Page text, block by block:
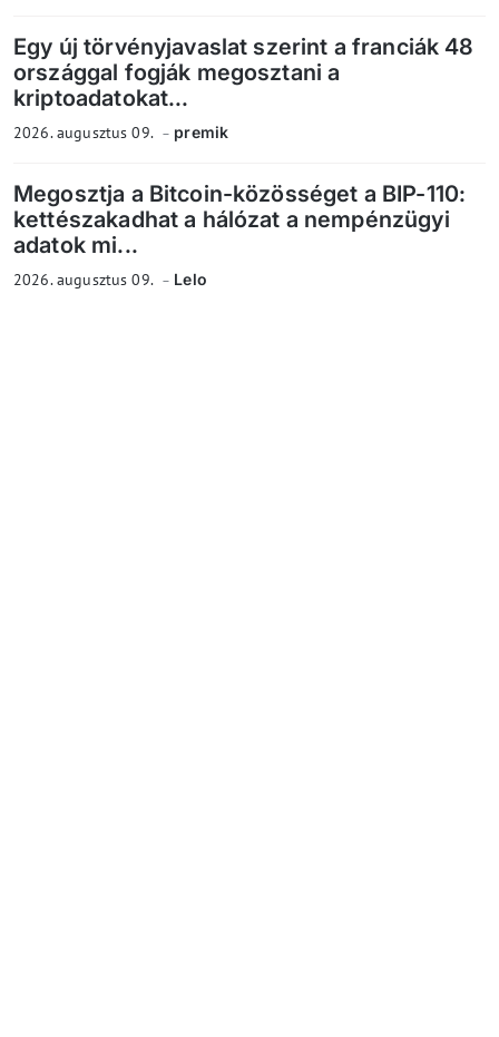
Egy új törvényjavaslat szerint a franciák 48
országgal fogják megosztani a
kriptoadatokat...
2026. augusztus 09. premik
Megosztja a Bitcoin-közösséget a BIP-110:
kettészakadhat a hálózat a nempénzügyi
adatok mi...
2026. augusztus 09. Lelo